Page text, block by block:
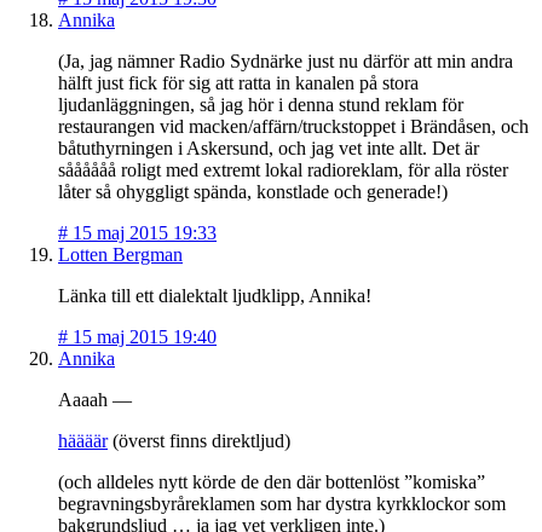
Annika
(Ja, jag nämner Radio Sydnärke just nu därför att min andra
hälft just fick för sig att ratta in kanalen på stora
ljudanläggningen, så jag hör i denna stund reklam för
restaurangen vid macken/affärn/truckstoppet i Brändåsen, och
båtuthyrningen i Askersund, och jag vet inte allt. Det är
såååååå roligt med extremt lokal radioreklam, för alla röster
låter så ohyggligt spända, konstlade och generade!)
# 15 maj 2015 19:33
Lotten Bergman
Länka till ett dialektalt ljudklipp, Annika!
# 15 maj 2015 19:40
Annika
Aaaah —
häääär(överst finns direktljud)
(och alldeles nytt körde de den där bottenlöst ”komiska”
begravningsbyråreklamen som har dystra kyrkklockor som
bakgrundsljud … ja jag vet verkligen inte.)